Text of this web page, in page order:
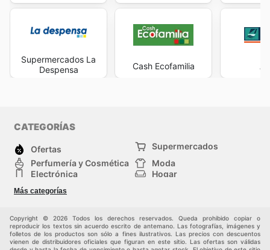
Supermercados La
Despensa
Cash Ecofamilia
CATEGORÍAS
Ofertas
Supermercados
Perfumería y Cosmética
Moda
Electrónica
Hogar
Deporte
Juguetes y bebés
Más categorías
Copyright © 2026 Todos los derechos reservados. Queda prohibido copiar o
reproducir los textos sin acuerdo escrito de antemano. Las fotografías, imágenes y
folletos de los productos son sólo a fines ilustrativos. Las precios con descuentos
vienen de distribuidores oficiales que figuran en este sitio. Las ofertas son válidas